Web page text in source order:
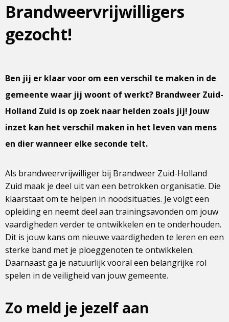
Brandweervrijwilligers
gezocht!
Ben jij er klaar voor om een verschil te maken in de
gemeente waar jij woont of werkt? Brandweer Zuid-
Holland Zuid is op zoek naar helden zoals jij! Jouw
inzet kan het verschil maken in het leven van mens
en dier wanneer elke seconde telt.
Als brandweervrijwilliger bij Brandweer Zuid-Holland
Zuid maak je deel uit van een betrokken organisatie. Die
klaarstaat om te helpen in noodsituaties. Je volgt een
opleiding en neemt deel aan trainingsavonden om jouw
vaardigheden verder te ontwikkelen en te onderhouden.
Dit is jouw kans om nieuwe vaardigheden te leren en een
sterke band met je ploeggenoten te ontwikkelen.
Daarnaast ga je natuurlijk vooral een belangrijke rol
spelen in de veiligheid van jouw gemeente.
Zo meld je jezelf aan